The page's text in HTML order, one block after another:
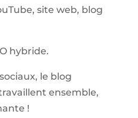
site web, blog
hybride.
le blog
ensemble,
!